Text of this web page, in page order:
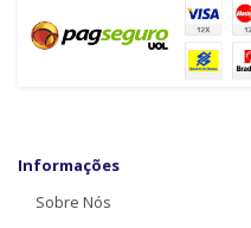
Informações
Sobre Nós